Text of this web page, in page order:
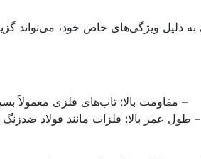
به دلیل ویژگی‌های خاص خود، می‌تواند
– مقاومت بالا: تاب‌های فلزی معمولاً
– طول عمر بالا: فلزات مانند فولاد ضدزنگ